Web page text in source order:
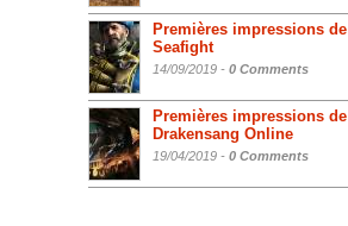
Premières impressions de
Seafight
14/09/2019 - 0 Comments
Premières impressions de
Drakensang Online
19/04/2019 - 0 Comments